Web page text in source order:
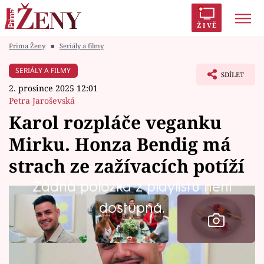
ŽIVĚ
Módní alarm
Témata
Celebrity
Vztahy
Seriály
Prima Ženy ■ Seriály a filmy
SERIÁLY A FILMY
2. prosince 2025 12:01
Petra Jaroševská
SDÍLET
Karol rozpláče veganku
Mirku. Honza Bendig má
strach ze zažívacích potíží
Žádná položka z playlistu není
dostupná.